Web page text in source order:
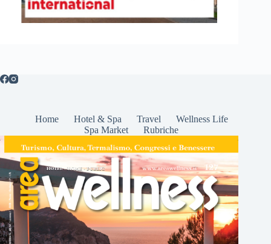
Home Hotel & Spa Travel
Wellness Life
Spa Market
Rubriche